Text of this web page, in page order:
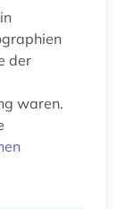
der
waren.